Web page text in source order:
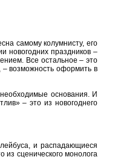
самому колумнисту, его
новогодних праздников –
Все остальное – это
возможность оформить в
основания. И
– это из новогоднего
и распадающиеся
из сценического монолога